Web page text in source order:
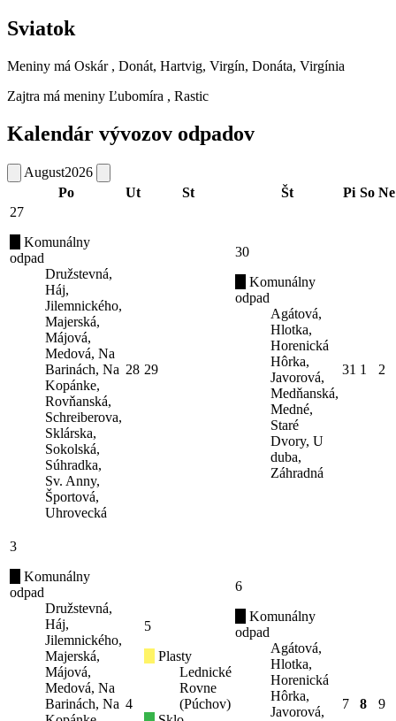
Sviatok
Meniny má Oskár , Donát, Hartvig, Virgín, Donáta, Virgínia
Zajtra má meniny Ľubomíra , Rastic
Kalendár vývozov odpadov
August2026
Po
Ut St Št Pi So Ne
27
Komunálny
odpad
Družstevná,
Háj,
Jilemnického,
Majerská,
Májová,
Medová, Na
Barinách, Na
Kopánke,
Rovňanská,
Schreiberova,
Sklárska,
Sokolská,
Súhradka,
Sv. Anny,
Športová,
Uhrovecká
28 29
30
Komunálny
odpad
Agátová,
Hlotka,
Horenická
Hôrka,
Javorová,
Medňanská,
Medné,
Staré
Dvory, U
duba,
Záhradná
31 1 2
3
Komunálny
odpad
Družstevná,
Háj,
Jilemnického,
Majerská,
Májová,
Medová, Na
Barinách, Na 4
5
Plasty
Lednické
Rovne
(Púchov)
6
Komunálny
odpad
Agátová,
Hlotka,
Horenická
Hôrka,
Javorová,
7 8 9